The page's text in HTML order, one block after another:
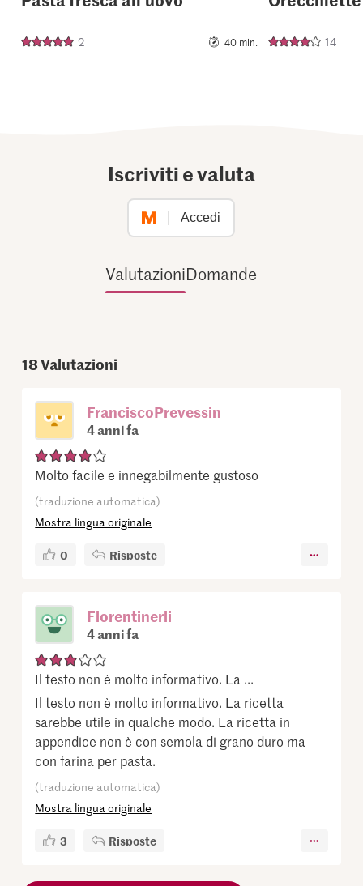
2 40 min. 14
Iscriviti e valuta
Accedi
ValutazioniDomande
18Valutazioni
FranciscoPrevessin
4 anni fa
Molto facile e innegabilmente gustoso
(traduzione automatica)
Mostra lingua originale
0 Risposte
Florentinerli
4 anni fa
Il testo non è molto informativo. La ...
Il testo non è molto informativo. La ricetta
sarebbe utile in qualche modo. La ricetta in
appendice non è con semola di grano duro ma
con farina per pasta.
(traduzione automatica)
Mostra lingua originale
3 Risposte